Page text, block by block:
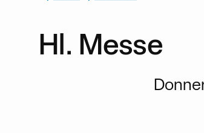
Hl. Messe